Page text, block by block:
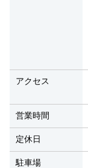
アクセス
営業時間
定休日
駐車場